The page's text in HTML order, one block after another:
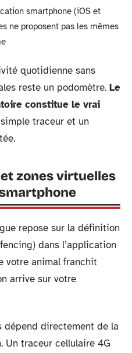
smartphone (iOS et
ne proposent pas les mêmes
quotidienne sans
reste un podomètre. Le
constitue le vrai
traceur et un
zones virtuelles
repose sur la définition
dans l’application
votre animal franchit
arrive sur votre
dépend directement de la
Un traceur cellulaire 4G